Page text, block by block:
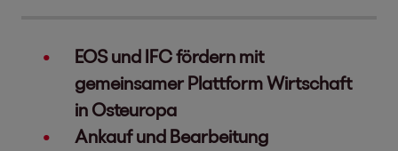
EOS und IFC fördern mit
gemeinsamer Plattform Wirtschaft
in Osteuropa
Ankauf und Bearbeitung